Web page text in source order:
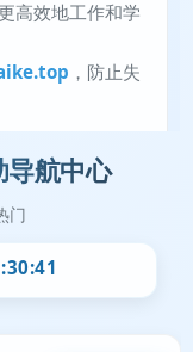
航中心
门